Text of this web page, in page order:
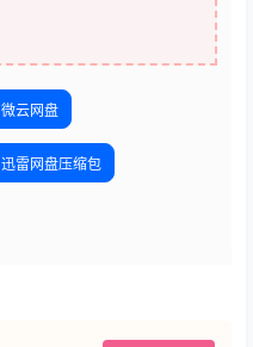
微云网盘
迅雷网盘压缩包